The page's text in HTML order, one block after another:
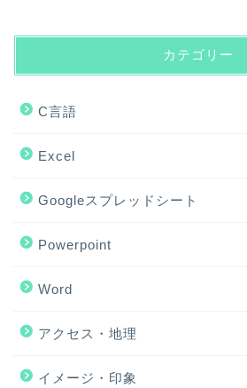
カテゴリー
C言語
Excel
Googleスプレッドシート
Powerpoint
Word
アクセス・地理
イメージ・印象